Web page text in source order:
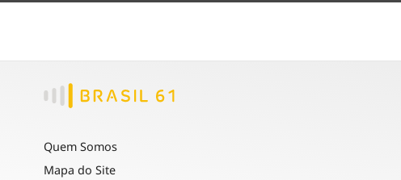
Quem Somos
Mapa do Site